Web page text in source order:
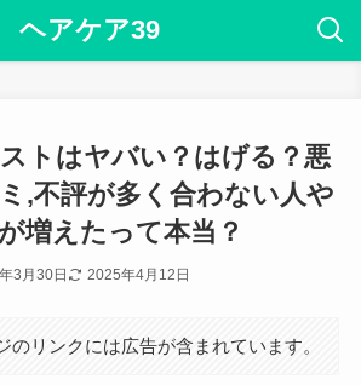
ヘアケア39
トはヤバい？はげる？悪
,不評が多く合わない人や
増えたって本当？
3月30日 2025年4月12日
のリンクには広告が含まれています。